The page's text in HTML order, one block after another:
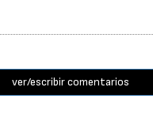
ver/escribir comentarios